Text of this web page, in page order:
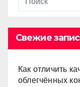
Свежие
Как отличить
облегчённых